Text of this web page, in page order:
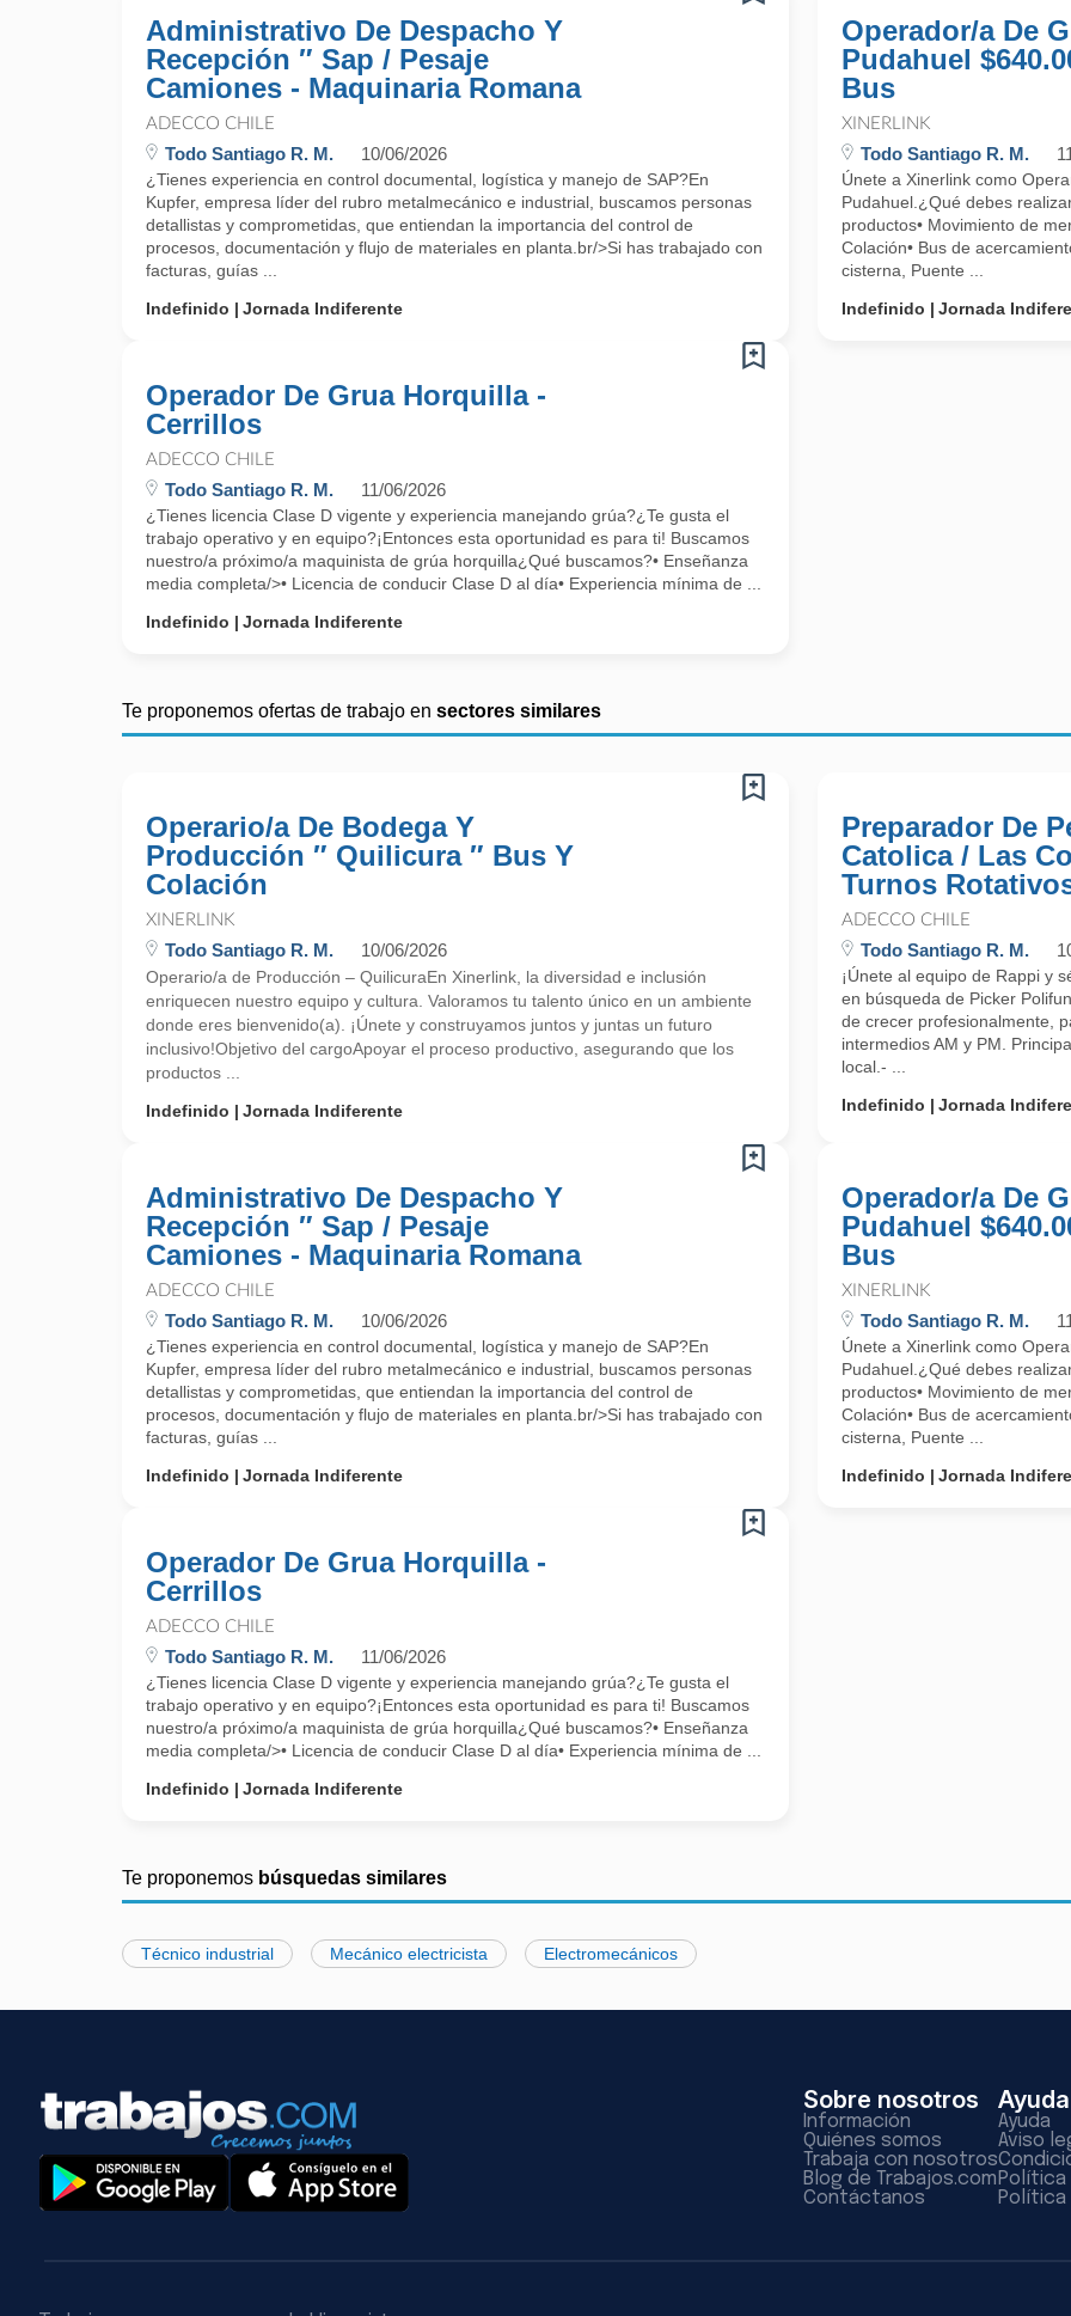
Administrativo De Despacho Y
Recepción ″ Sap / Pesaje
Camiones - Maquinaria Romana
ADECCO CHILE
Todo Santiago R. M. 10/06/2026
¿Tienes experiencia en control documental, logística y manejo de SAP?En
Kupfer, empresa líder del rubro metalmecánico e industrial, buscamos personas
detallistas y comprometidas, que entiendan la importancia del control de
procesos, documentación y flujo de materiales en planta.br/>Si has trabajado con
facturas, guías ...
Indefinido
Jornada Indiferente
Operador/a De
Pudahuel
Bus
XINERLINK
Todo Santiago R. M.
Únete a Xinerlink como
Pudahuel.¿Qué debes
productos• Movimiento de
Colación• Bus de
cisterna, Puente ...
Indefinido
Jornada
Operador De Grua Horquilla -
Cerrillos
ADECCO CHILE
Todo Santiago R. M. 11/06/2026
¿Tienes licencia Clase D vigente y experiencia manejando grúa?¿Te gusta el
trabajo operativo y en equipo?¡Entonces esta oportunidad es para ti! Buscamos
nuestro/a próximo/a maquinista de grúa horquilla¿Qué buscamos?• Enseñanza
media completa/>• Licencia de conducir Clase D al día• Experiencia mínima de ...
Indefinido
Jornada Indiferente
Te proponemos ofertas de trabajo en sectores similares
Operario/a De Bodega Y
Producción ″ Quilicura ″ Bus Y
Colación
XINERLINK
Todo Santiago R. M. 10/06/2026
Operario/a de Producción – QuilicuraEn Xinerlink, la diversidad e inclusión
enriquecen nuestro equipo y cultura. Valoramos tu talento único en un ambiente
donde eres bienvenido(a). ¡Únete y construyamos juntos y juntas un futuro
inclusivo!Objetivo del cargoApoyar el proceso productivo, asegurando que los
productos ...
Indefinido
Jornada Indiferente
Preparador De
Catolica / Las
Turnos
ADECCO CHILE
Todo Santiago R. M.
¡Únete al equipo de Rappi y
en búsqueda de Picker
de crecer profesionalmente,
intermedios AM y PM.
local.- ...
Indefinido
Jornada
Administrativo De Despacho Y
Recepción ″ Sap / Pesaje
Camiones - Maquinaria Romana
ADECCO CHILE
Todo Santiago R. M. 10/06/2026
¿Tienes experiencia en control documental, logística y manejo de SAP?En
Kupfer, empresa líder del rubro metalmecánico e industrial, buscamos personas
detallistas y comprometidas, que entiendan la importancia del control de
procesos, documentación y flujo de materiales en planta.br/>Si has trabajado con
facturas, guías ...
Indefinido
Jornada Indiferente
Operador/a De
Pudahuel
Bus
XINERLINK
Todo Santiago R. M.
Únete a Xinerlink como
Pudahuel.¿Qué debes
productos• Movimiento de
Colación• Bus de
cisterna, Puente ...
Indefinido
Jornada
Operador De Grua Horquilla -
Cerrillos
ADECCO CHILE
Todo Santiago R. M. 11/06/2026
¿Tienes licencia Clase D vigente y experiencia manejando grúa?¿Te gusta el
trabajo operativo y en equipo?¡Entonces esta oportunidad es para ti! Buscamos
nuestro/a próximo/a maquinista de grúa horquilla¿Qué buscamos?• Enseñanza
media completa/>• Licencia de conducir Clase D al día• Experiencia mínima de ...
Indefinido
Jornada Indiferente
Te proponemos búsquedas similares
Técnico industrial Mecánico electricista Electromecánicos
Sobre nosotros
Información
Quiénes somos
Trabaja con nosotros
Blog de Trabajos.com
Contáctanos
Ayuda
Ayuda
Aviso